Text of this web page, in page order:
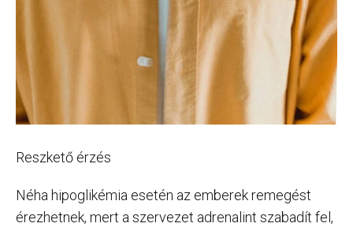
Reszkető érzés
Néha hipoglikémia esetén az emberek remegést
érezhetnek, mert a szervezet adrenalint szabadít fel,